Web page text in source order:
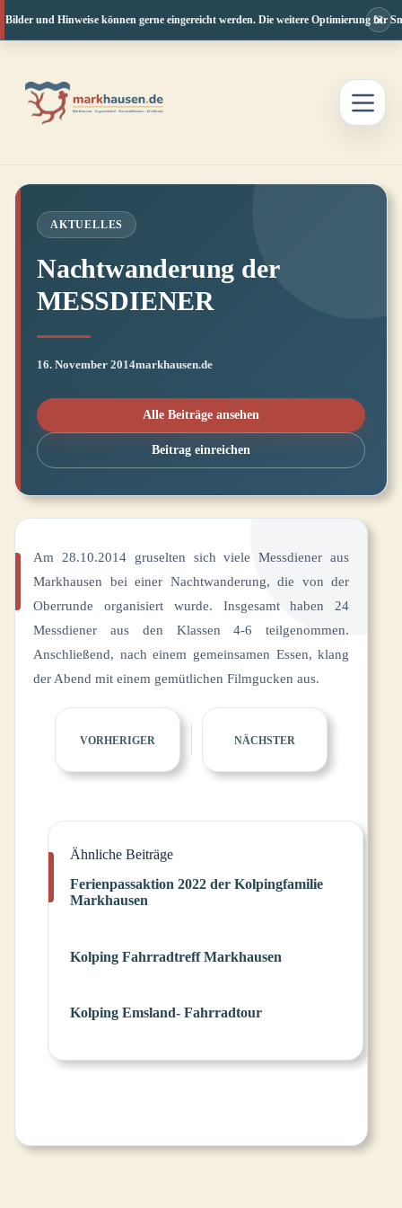
und Hinweise können gerne eingereicht werden. Die weitere Optimierung für
×
springen
AKTUELLES
Nachtwanderung der
MESSDIENER
16. November 2014markhausen.de
Alle Beiträge ansehen
Beitrag einreichen
Am 28.10.2014 gruselten sich viele Messdiener aus
Markhausen bei einer Nachtwanderung, die von der
Oberrunde organisiert wurde. Insgesamt haben 24
Messdiener aus den Klassen 4-6 teilgenommen.
Anschließend, nach einem gemeinsamen Essen, klang
der Abend mit einem gemütlichen Filmgucken aus.
VORHERIGER NÄCHSTER
Ähnliche Beiträge
Ferienpassaktion 2022 der Kolpingfamilie
Markhausen
Kolping Fahrradtreff Markhausen
Kolping Emsland- Fahrradtour